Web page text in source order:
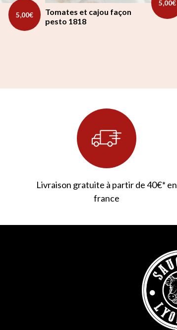
5,00€
Tomates et cajou façon
pesto 1818
5,00€
Livraison gratuite à partir de 40€* en
france